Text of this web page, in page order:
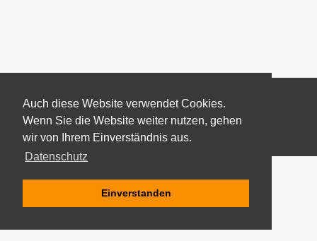
Auch diese Website verwendet Cookies.
Wenn Sie die Website weiter nutzen, gehen
wir von Ihrem Einverständnis aus.
Datenschutz
Einverstanden
© 2026 ODEKI - ALLE RECHTE VORBEHALTEN